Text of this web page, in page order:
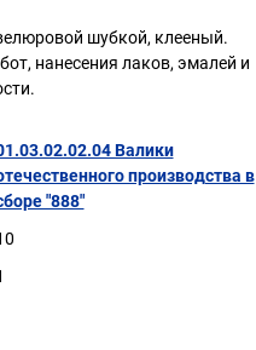
шубкой, клееный.
нанесения лаков, эмалей и
Валики
производства в
"888"